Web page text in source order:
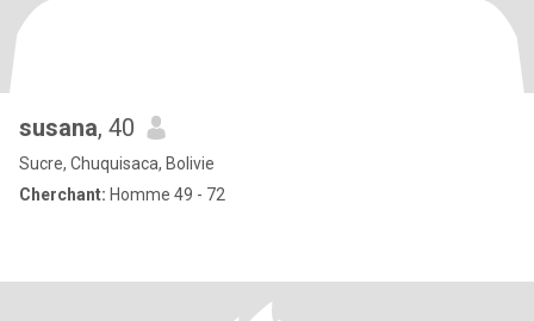
susana, 40
Sucre, Chuquisaca, Bolivie
Cherchant: Homme 49 - 72